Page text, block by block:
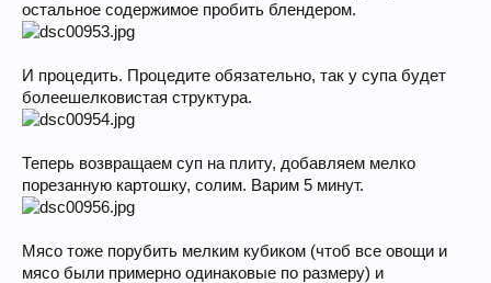
остальное содержимое пробить блендером.
И процедить. Процедите обязательно, так у супа будет
болеешелковистая структура.
Теперь возвращаем суп на плиту, добавляем мелко
порезанную картошку, солим. Варим 5 минут.
Мясо тоже порубить мелким кубиком (чтоб все овощи и
мясо были примерно одинаковые по размеру) и